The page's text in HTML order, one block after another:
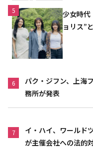
5
少女時代
ョリス”
6
パク・ジフン、上海
務所が発表
7
イ・ハイ、ワールド
が主催会社への法的